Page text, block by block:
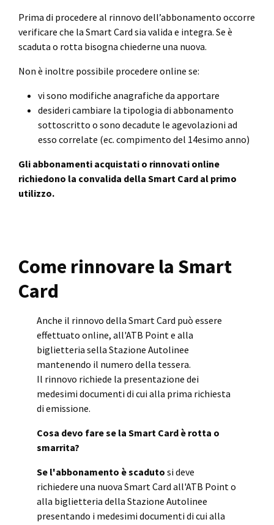
Prima di procedere al rinnovo dell’abbonamento occorre
verificare che la Smart Card sia valida e integra. Se è
scaduta o rotta bisogna chiederne una nuova.
Non è inoltre possibile procedere online se:
vi sono modifiche anagrafiche da apportare
desideri cambiare la tipologia di abbonamento
sottoscritto o sono decadute le agevolazioni ad
esso correlate (ec. compimento del 14esimo anno)
Gli abbonamenti acquistati o rinnovati online
richiedono la convalida della Smart Card al primo
utilizzo.
Come rinnovare la Smart
Card
Anche il rinnovo della Smart Card può essere
effettuato online, all'ATB Point e alla
biglietteria sella Stazione Autolinee
mantenendo il numero della tessera.
Il rinnovo richiede la presentazione dei
medesimi documenti di cui alla prima richiesta
di emissione.
Cosa devo fare se la Smart Card è rotta o
smarrita?
Se l'abbonamento è scaduto si deve
richiedere una nuova Smart Card all'ATB Point o
alla biglietteria della Stazione Autolinee
presentando i medesimi documenti di cui alla